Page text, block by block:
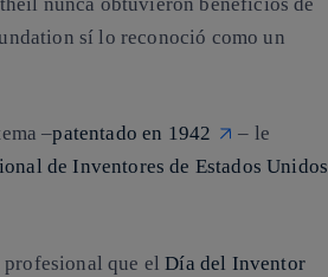
sí lo reconoció como un
–patentado en 1942
– le
de Inventores de Estados Unidos
profesional que elDía del Inventor